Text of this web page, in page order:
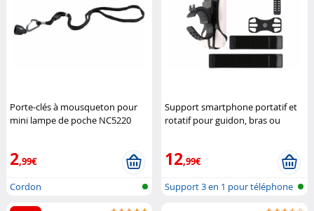
Porte-clés à mousqueton pour
mini lampe de poche NC5220
2,99€
Cordon
Support smartphone portatif et
rotatif pour guidon, bras ou
12,99€
Support 3 en 1 pour téléphone